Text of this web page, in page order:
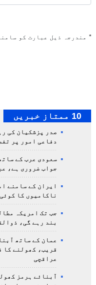
* مندرجہ ذیل عبارت کو
10 ممتاز خبریں
صدر پزشکیان کی
دفاعی امور پر
سعودی عرب کے
جواب ضروری ہے،
ایران کے سامنے
ناکامیوں کا
جب تک امریکہ
بند رہے گی،
عمان کے ساتھ
قریب، کھولنے کا
عراقچی
آبنائے ہرمز